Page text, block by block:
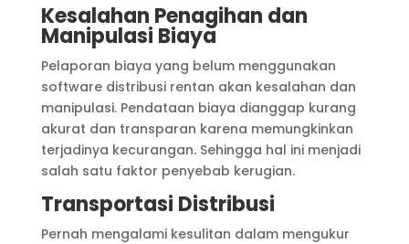
Kesalahan Penagihan dan
Manipulasi Biaya
Pelaporan biaya yang belum menggunakan
software distribusi rentan akan kesalahan dan
manipulasi. Pendataan biaya dianggap kurang
akurat dan transparan karena memungkinkan
terjadinya kecurangan. Sehingga hal ini menjadi
salah satu faktor penyebab kerugian.
Transportasi Distribusi
Pernah mengalami kesulitan dalam mengukur